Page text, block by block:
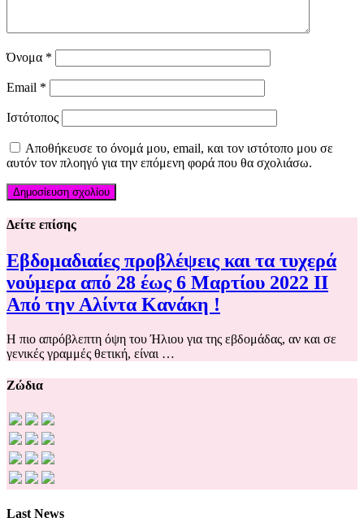
Όνομα *
Email *
Ιστότοπος
Αποθήκευσε το όνομά μου, email, και τον ιστότοπο μου σε
αυτόν τον πλοηγό για την επόμενη φορά που θα σχολιάσω.
Δείτε επίσης
Εβδομαδιαίες προβλέψεις και τα τυχερά
νούμερα από 28 έως 6 Μαρτίου 2022 ΙΙ
Από την Αλίντα Κανάκη !
Η πιο απρόβλεπτη όψη του Ήλιου για της εβδομάδας, αν και σε
γενικές γραμμές θετική, είναι …
Ζώδια
Last News